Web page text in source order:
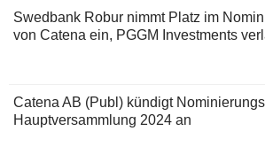
Swedbank Robur nimmt Platz im
von Catena ein, PGGM Investments
Catena AB (Publ) kündigt
Hauptversammlung 2024 an